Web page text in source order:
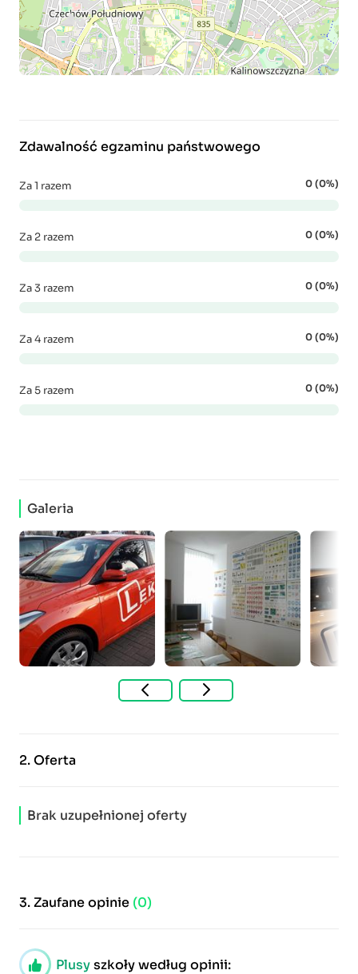
Zdawalność egzaminu państwowego
Za 1 razem 0 (0%)
Za 2 razem 0 (0%)
Za 3 razem 0 (0%)
Za 4 razem 0 (0%)
Za 5 razem 0 (0%)
Galeria
2.Oferta
Brak uzupełnionej oferty
3.Zaufane opinie (0)
Plusyszkoły według opinii: